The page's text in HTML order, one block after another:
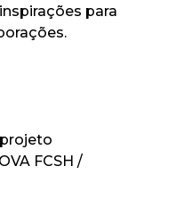
para
FCSH /